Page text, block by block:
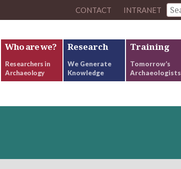
CONTACT INTRANET
Who are we?
Researchers in
Archaeology
Research
We Generate
Knowledge
Training
Tomorrow’s
Archaeologists